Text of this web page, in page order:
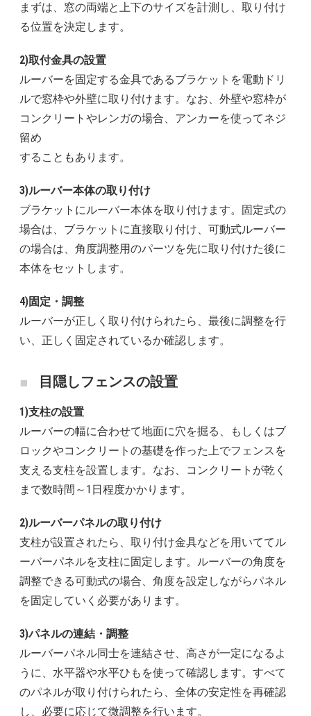
まずは、窓の両端と上下のサイズを計測し、取り付け
る位置を決定します。
2)取付金具の設置
ルーバーを固定する金具であるブラケットを電動ドリ
ルで窓枠や外壁に取り付けます。なお、外壁や窓枠が
コンクリートやレンガの場合、アンカーを使ってネジ
留め
することもあります。
3)ルーバー本体の取り付け
ブラケットにルーバー本体を取り付けます。固定式の
場合は、ブラケットに直接取り付け、可動式ルーバー
の場合は、角度調整用のパーツを先に取り付けた後に
本体をセットします。
4)固定・調整
ルーバーが正しく取り付けられたら、最後に調整を行
い、正しく固定されているか確認します。
目隠しフェンスの設置
1)支柱の設置
ルーバーの幅に合わせて地面に穴を掘る、もしくはブ
ロックやコンクリートの基礎を作った上でフェンスを
支える支柱を設置します。なお、コンクリートが乾く
まで数時間～1日程度かかります。
2)ルーバーパネルの取り付け
支柱が設置されたら、取り付け金具などを用いててル
ーバーパネルを支柱に固定します。ルーバーの角度を
調整できる可動式の場合、角度を設定しながらパネル
を固定していく必要があります。
3)パネルの連結・調整
ルーバーパネル同士を連結させ、高さが一定になるよ
うに、水平器や水平ひもを使って確認します。すべて
のパネルが取り付けられたら、全体の安定性を再確認
し、必要に応じて微調整を行います。